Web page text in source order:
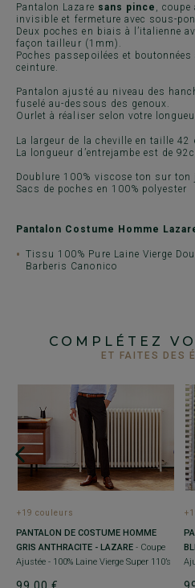
Pantalon Lazare sans pince
,
invisible et fermeture avec sous-
Deux poches en biais à l’italienne
façon tailleur (1mm).
Poches passepoilées et
ceinture.
Pantalon ajusté au niveau des
fuselé au-dessous des genoux.
Ourlet à réaliser selon votre
La largeur de la cheville en taille 42
La longueur d’entrejambe est de
Doublure 100% viscose ton sur ton
Sacs de poches en 100% polyester
Pantalon Costume Homme
Tissu 100% Pure Laine Vierge
Barberis Canonico
COMPLÉTEZ
ET FAITES DES
+19 couleurs
PANTALON DE COSTUME HOMME
GRIS ANTHRACITE - LAZARE - Coupe
Ajustée - 100% Laine Vierge Super 110’s
99,00 €